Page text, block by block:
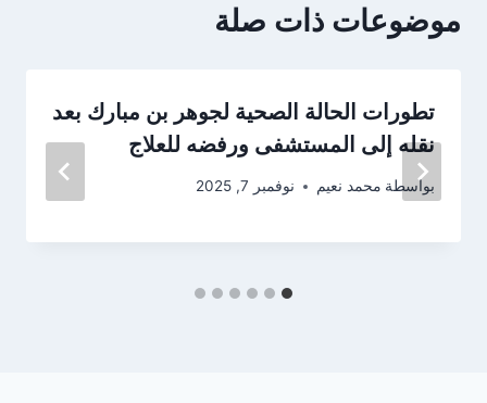
موضوعات ذات صلة
تطورات الحالة الصحية لجوهر بن مبارك بعد
نقله إلى المستشفى ورفضه للعلاج
بواسطة محمد نعيم نوفمبر 7, 2025